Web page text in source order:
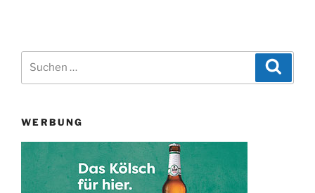
WERBUNG